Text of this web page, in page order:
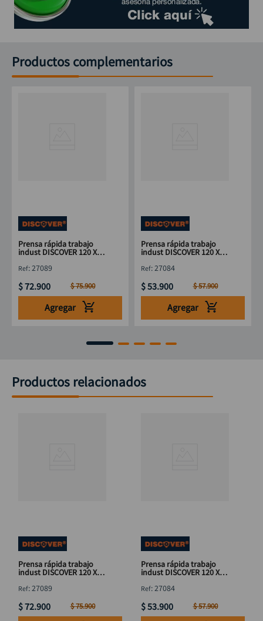
Productos complementarios
Prensa rápida trabajo
indust DISCOVER 120 X
:27089
$72.900 $75.900
Agregar
Prensa rápida trabajo
indust DISCOVER 120 X
:27084
$53.900 $57.900
Agregar
Productos relacionados
Prensa rápida trabajo
indust DISCOVER 120 X
:27089
$72.900 $75.900
Prensa rápida trabajo
indust DISCOVER 120 X
:27084
$53.900 $57.900